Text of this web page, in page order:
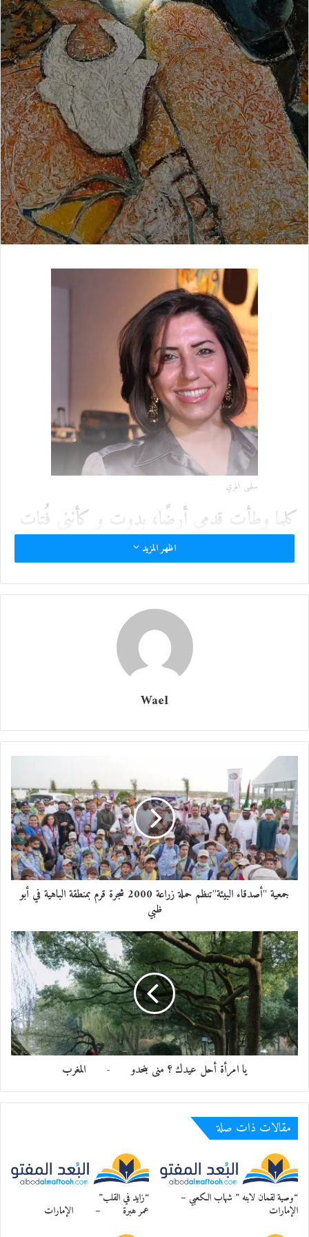
ك
ت
ر
و
ن
ي
ا
سلمى المري
كلما وطأت قدمي أرضًا، بدوت و كأنني فُتات
طَلع حملته
أطراف النحل.. تناثر هنا و هناك، فألامس
جزءًا من الأحجية
المبعثرة داخلي ، و هلم جرًا ..
اظهر المزيد
Wael
جمعية "أصدقاء البيئة"تنظم حملة زراعة 2000 شجرة قرم بمنطقة الباهية في أبو
ظبي
يا امرأة أحل عيدك ؟ منى بنحدو - المغرب
مقالات ذات صلة
“وصية لقمان لابنه ” شهاب الكعبي –
الإمارات
“زايد في القلب”
عمر هبرة – الإمارات